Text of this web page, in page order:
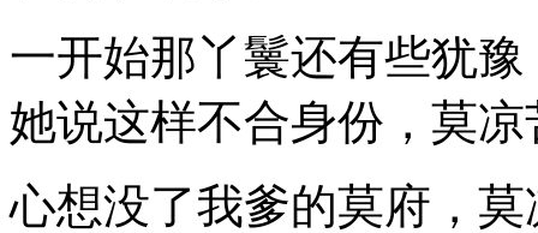
一开始那丫鬟还有些犹
她说这样不合身份，莫
心想没了我爹的莫府，